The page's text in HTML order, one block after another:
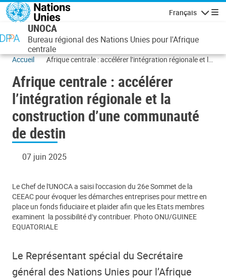
Aller au contenu principal
Français
UNOCA
Bureau régional des Nations Unies pour l'Afrique
centrale
Accueil
Afrique centrale : accélérer l’intégration régionale et la
Afrique centrale : accélérer
l’intégration régionale et la
construction d’une communauté
de destin
07 juin 2025
Le Chef de l'UNOCA a saisi l'occasion du 26e Sommet de la
CEEAC pour évoquer les démarches entreprises pour mettre en
place un fonds fiduciaire et plaider afin que les Etats membres
examinent la possibilité d’y contribuer. Photo ONU/GUINEE
EQUATORIALE
Le Représentant spécial du Secrétaire
général des Nations Unies pour l’Afrique